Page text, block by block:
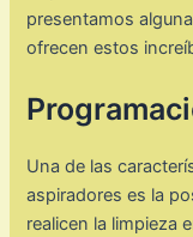
presentamos
ofrecen estos
Una de las
aspiradores es la
realicen la limpieza